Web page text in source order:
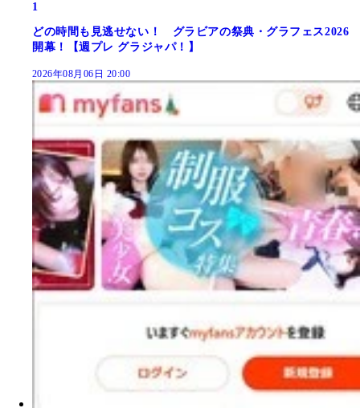
1
どの時間も見逃せない！ グラビアの祭典・グラフェス2026
開幕！【週プレ グラジャパ！】
2026年08月06日 20:00